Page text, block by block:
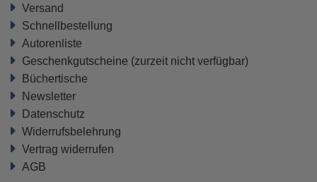
Versand
Schnellbestellung
Autorenliste
Geschenkgutscheine (zurzeit nicht verfügbar)
Büchertische
Newsletter
Datenschutz
Widerrufsbelehrung
Vertrag widerrufen
AGB